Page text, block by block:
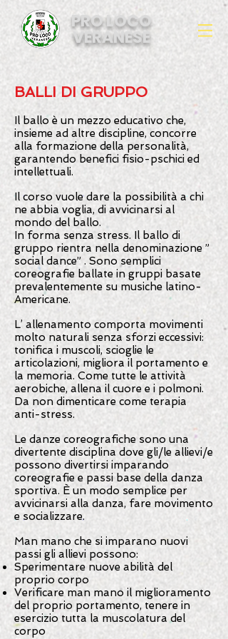
​PRO LOCO
VERANESE
BALLI DI GRUPPO
Il ballo è un mezzo educativo che,
insieme ad altre discipline, concorre
alla formazione della personalità,
garantendo benefici fisio-pschici ed
intellettuali.
Il corso vuole dare la possibilità a chi
ne abbia voglia, di avvicinarsi al
mondo del ballo.
In forma senza stress. Il ballo di
gruppo rientra nella denominazione ”
social dance” . Sono semplici
coreografie ballate in gruppi basate
prevalentemente su musiche latino-
Americane.
L’ allenamento comporta movimenti
molto naturali senza sforzi eccessivi:
tonifica i muscoli, scioglie le
articolazioni, migliora il portamento e
la memoria. Come tuttele attività
aerobiche, allena il cuore e i polmoni.
Da non dimenticare come terapia
anti-stress.
Le danze coreografiche sono una
divertente disciplina dove gli/le allievi/e
possono divertirsi imparando
coreografie e passi base della danza
sportiva. È un modo semplice per
avvicinarsi alla danza, fare movimento
e socializzare.
Man mano che si imparano nuovi
passi gli allievi possono:
Sperimentare nuove abilità del
proprio corpo
Verificare man mano il miglioramento
del proprio portamento, tenere in
esercizio tutta la muscolatura del
corpo